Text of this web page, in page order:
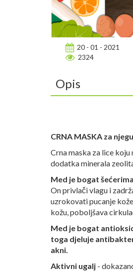
20 - 01 - 2021
2324
Opis
CRNA MASKA za
Crna maska za lice
dodatka minerala
Med je bogat
On privlači vlagu i
uzrokovati pucanje
kožu, poboljšava
Med je bogat
toga djeluje
akni.
Aktivni ugalj -